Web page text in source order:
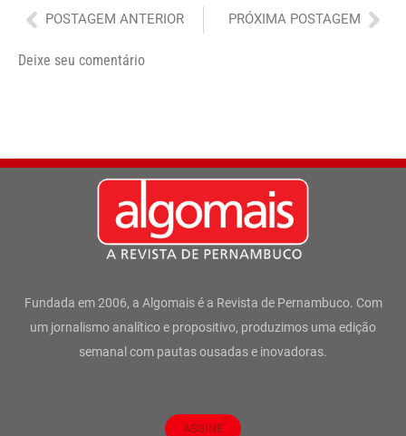
Anterior
POSTAGEM ANTERIOR PRÓXIMA POSTAGEM
Deixe seu comentário
Fundada em 2006, a Algomais é a Revista de Pernambuco. Com
um jornalismo analítico e propositivo, produzimos uma edição
semanal com pautas ousadas e inovadoras.
ASSINE